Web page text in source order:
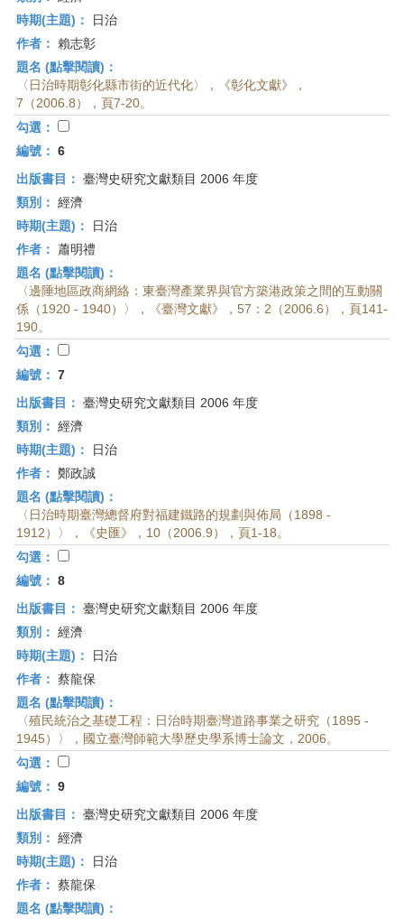
時期(主題)：
日治
作者：
賴志彰
題名 (點擊閱讀)：
〈日治時期彰化縣市街的近代化〉，《彰化文獻》，
7（2006.8），頁7-20。
勾選：
編號： 6
出版書目： 臺灣史研究文獻類目 2006 年度
類別： 經濟
時期(主題)：
日治
作者： 蕭明禮
題名 (點擊閱讀)：
〈邊陲地區政商網絡：東臺灣產業界與官方築港政策之間的互動關
係（1920 - 1940）〉，《臺灣文獻》，57：2（2006.6），頁141-
190。
勾選：
編號： 7
出版書目： 臺灣史研究文獻類目 2006 年度
類別： 經濟
時期(主題)：
日治
作者： 鄭政誠
題名 (點擊閱讀)：
〈日治時期臺灣總督府對福建鐵路的規劃與佈局（1898 -
1912）〉，《史匯》，10（2006.9），頁1-18。
勾選：
編號： 8
出版書目： 臺灣史研究文獻類目 2006 年度
類別： 經濟
時期(主題)：
日治
作者： 蔡龍保
題名 (點擊閱讀)：
〈殖民統治之基礎工程：日治時期臺灣道路事業之研究（1895 -
1945）〉，國立臺灣師範大學歷史學系博士論文，2006。
勾選：
編號： 9
出版書目： 臺灣史研究文獻類目 2006 年度
類別： 經濟
時期(主題)：
日治
作者： 蔡龍保
題名 (點擊閱讀)：